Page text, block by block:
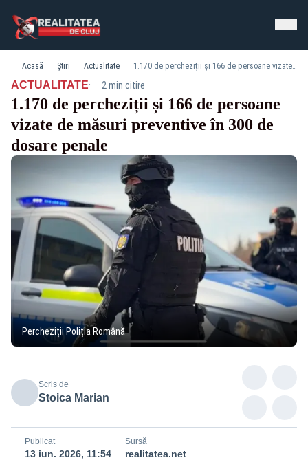
Acasă Știri Actualitate 1.170 de percheziții și 166 de persoane vizate de măsuri preventive în 300 de dosare penale
ACTUALITATE· 2 min citire
1.170 de percheziții și 166 de persoane
vizate de măsuri preventive în 300 de
dosare penale
Percheziții Poliția Română
Scris de
Stoica Marian
Publicat
13 iun. 2026, 11:54
Sursă
realitatea.net